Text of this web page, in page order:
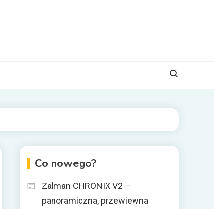
Co nowego?
Zalman CHRONIX V2 —
panoramiczna, przewiewna